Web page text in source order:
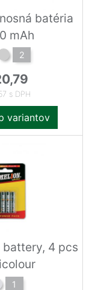
batéria
mAh
2
s DPH
variantov
battery, 4 pcs
1